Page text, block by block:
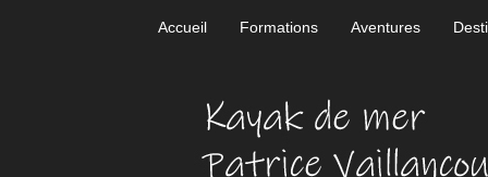
Accueil Formations Aventures